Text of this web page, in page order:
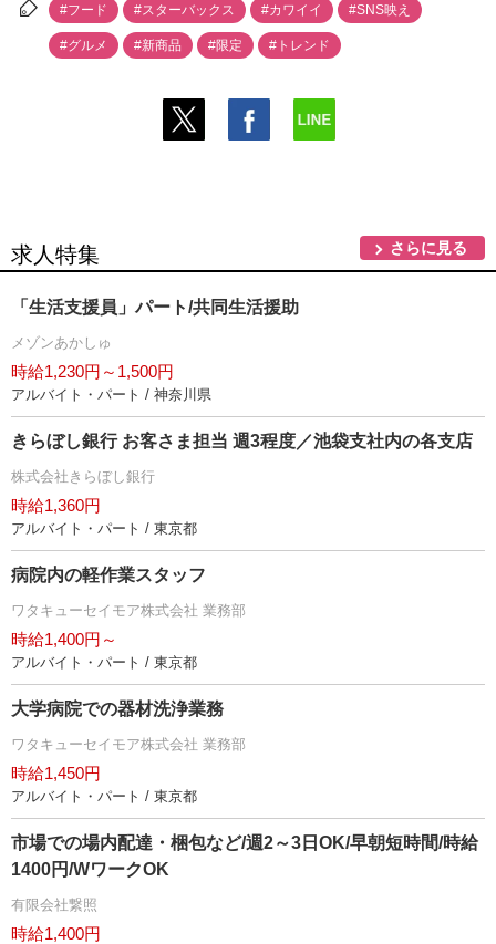
#フード #スターバックス #カワイイ #SNS映え
#グルメ #新商品 #限定 #トレンド
求人特集 さらに見る
「生活支援員」パート/共同生活援助
メゾンあかしゅ
時給1,230円～1,500円
アルバイト・パート / 神奈川県
きらぼし銀行 お客さま担当 週3程度／池袋支社内の各支店
株式会社きらぼし銀行
時給1,360円
アルバイト・パート / 東京都
病院内の軽作業スタッフ
ワタキューセイモア株式会社 業務部
時給1,400円～
アルバイト・パート / 東京都
大学病院での器材洗浄業務
ワタキューセイモア株式会社 業務部
時給1,450円
アルバイト・パート / 東京都
市場での場内配達・梱包など/週2～3日OK/早朝短時間/時給
1400円/WワークOK
有限会社繋照
時給1,400円